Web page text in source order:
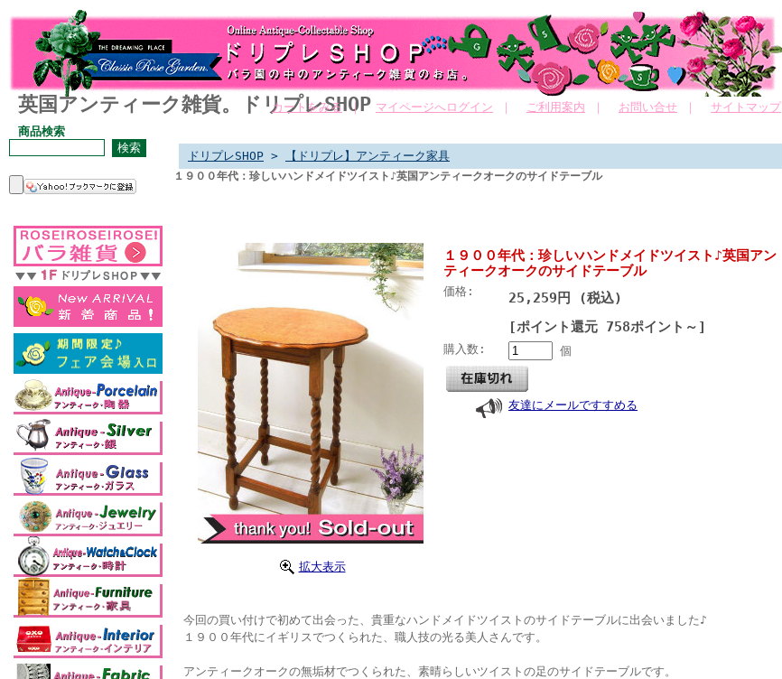
英国アンティーク雑貨。ドリプレSHOP
カートをみる｜ マイページへログイン ご利用案内 お問い合せ
サイトマップ
商品検索
ドリプレSHOP > 【ドリプレ】アンティーク家具
１９００年代：珍しいハンドメイドツイスト♪英国アンティークオークのサイドテーブル
拡大表示
１９００年代：珍しいハンドメイドツイスト♪英国アン
ティークオークのサイドテーブル
価格:
25,259円 (税込)
[ポイント還元 758ポイント～]
購入数: 個
友達にメールですすめる
今回の買い付けで初めて出会った、貴重なハンドメイドツイストのサイドテーブルに出会いました♪
１９００年代にイギリスでつくられた、職人技の光る美人さんです。
アンティークオークの無垢材でつくられた、素晴らしいツイストの足のサイドテーブルです。